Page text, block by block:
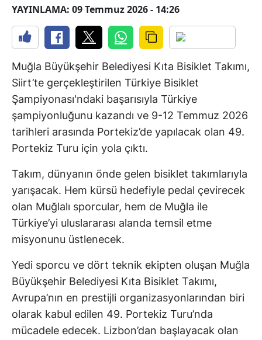
YAYINLAMA: 09 Temmuz 2026 - 14:26
Muğla Büyükşehir Belediyesi Kıta Bisiklet Takımı,
Siirt’te gerçekleştirilen Türkiye Bisiklet
Şampiyonası'ndaki başarısıyla Türkiye
şampiyonluğunu kazandı ve 9-12 Temmuz 2026
tarihleri arasında Portekiz’de yapılacak olan 49.
Portekiz Turu için yola çıktı.
Takım, dünyanın önde gelen bisiklet takımlarıyla
yarışacak. Hem kürsü hedefiyle pedal çevirecek
olan Muğlalı sporcular, hem de Muğla ile
Türkiye’yi uluslararası alanda temsil etme
misyonunu üstlenecek.
Yedi sporcu ve dört teknik ekipten oluşan Muğla
Büyükşehir Belediyesi Kıta Bisiklet Takımı,
Avrupa’nın en prestijli organizasyonlarından biri
olarak kabul edilen 49. Portekiz Turu’nda
mücadele edecek. Lizbon’dan başlayacak olan